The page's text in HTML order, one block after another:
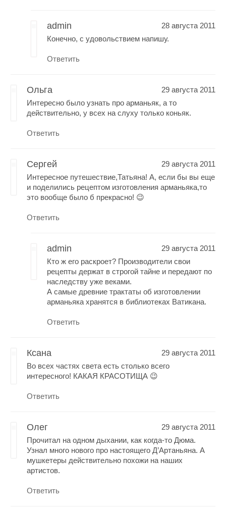
admin
28 августа 2011
Конечно, с удовольствием напишу.
Ответить
Ольга
29 августа 2011
Интересно было узнать про арманьяк, а то
действительно, у всех на слуху только коньяк.
Ответить
Сергей
29 августа 2011
Интересное путешествие,Татьяна! А, если бы вы еще
и поделились рецептом изготовления арманьяка,то
это вообще было б прекрасно! 😉
Ответить
admin
29 августа 2011
Кто ж его раскроет? Производители свои
рецепты держат в строгой тайне и передают по
наследству уже веками.
А самые древние трактаты об изготовлении
арманьяка хранятся в библиотеках Ватикана.
Ответить
Ксана
29 августа 2011
Во всех частях света есть столько всего
интересного! КАКАЯ КРАСОТИЩА 😉
Ответить
Олег
29 августа 2011
Прочитал на одном дыхании, как когда-то Дюма.
Узнал много нового про настоящего Д’Артаньяна. А
мушкетеры действительно похожи на наших
артистов.
Ответить